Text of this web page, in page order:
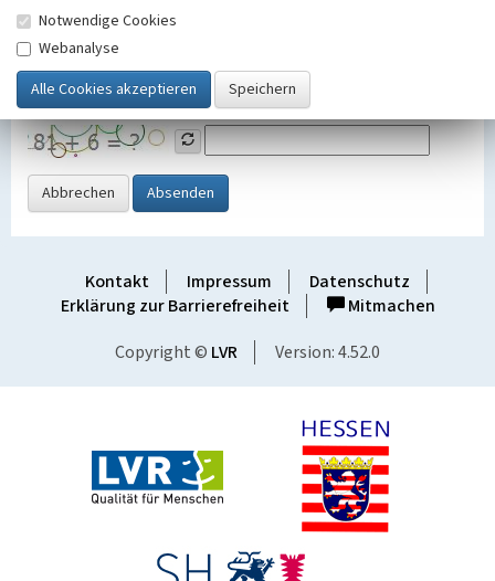
SicherheitsabfrageTragen Sie unten das Rechenergebnis aus der
Grafik ein
Abbrechen Absenden
Kontakt Impressum
Datenschutz
Erklärung zur Barrierefreiheit
Mitmachen
Copyright © LVR Version: 4.52.0
Notwendige Cookies
Webanalyse